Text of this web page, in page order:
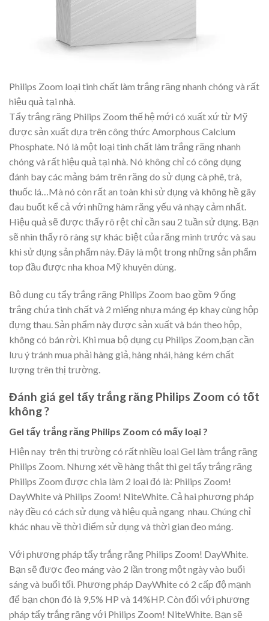
Philips Zoom loại tinh chất làm trắng răng nhanh chóng và rất
hiệu quả tại nhà.
Tẩy trắng răng Philips Zoom thế hệ mới có xuất xứ từ Mỹ
được sản xuất dựa trên công thức Amorphous Calcium
Phosphate. Nó là một loại tinh chất làm trắng răng nhanh
chóng và rất hiệu quả tại nhà. Nó không chỉ có công dụng
đánh bay các mảng bám trên răng do sử dụng cà phê, trà,
thuốc lá…Mà nó còn rất an toàn khi sử dụng và không hề gây
đau buốt kể cả với những hàm răng yếu và nhạy cảm nhất.
Hiệu quả sẽ được thấy rõ rệt chỉ cần sau 2 tuần sử dụng. Bạn
sẽ nhìn thấy rõ ràng sự khác biệt của răng mình trước và sau
khi sử dụng sản phẩm này. Đây là một trong những sản phẩm
top đầu được nha khoa Mỹ khuyên dùng.
Bộ dụng cụ tẩy trắng răng Philips Zoom bao gồm 9 ống
trắng chứa tinh chất và 2 miếng nhựa máng ép khay cùng hộp
đựng thau. Sản phẩm này được sản xuất và bán theo hộp,
không có bán rời. Khi mua bộ dụng cụ Philips Zoom,bạn cần
lưu ý tránh mua phải hàng giả, hàng nhái, hàng kém chất
lượng trên thị trường.
Đánh giá gel tẩy trắng răng Philips Zoom có tốt
không ?
Gel tẩy trắng răng Philips Zoom có mấy loại ?
Hiện nay trên thị trường có rất nhiều loại Gel làm trắng răng
Philips Zoom. Nhưng xét về hàng thật thì gel tẩy trắng răng
Philips Zoom được chia làm 2 loại đó là: Philips Zoom!
DayWhite và Philips Zoom! NiteWhite. Cả hai phương pháp
này đều có cách sử dụng và hiệu quả ngang nhau. Chúng chỉ
khác nhau về thời điểm sử dụng và thời gian đeo máng.
Với phương pháp tẩy trắng răng Philips Zoom! DayWhite.
Bạn sẽ được đeo máng vào 2 lần trong một ngày vào buổi
sáng và buổi tối. Phương pháp DayWhite có 2 cấp độ mạnh
để bạn chọn đó là 9,5% HP và 14%HP. Còn đối với phương
pháp tẩy trắng răng với Philips Zoom! NiteWhite. Bạn sẽ